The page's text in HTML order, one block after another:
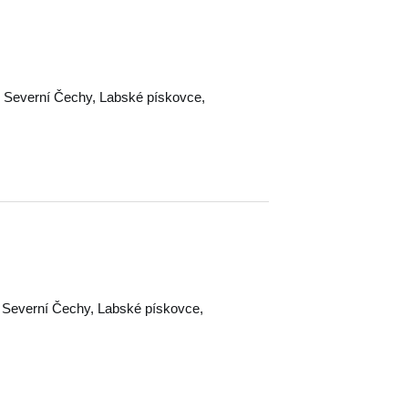
Severní Čechy, Labské pískovce,
Severní Čechy, Labské pískovce,